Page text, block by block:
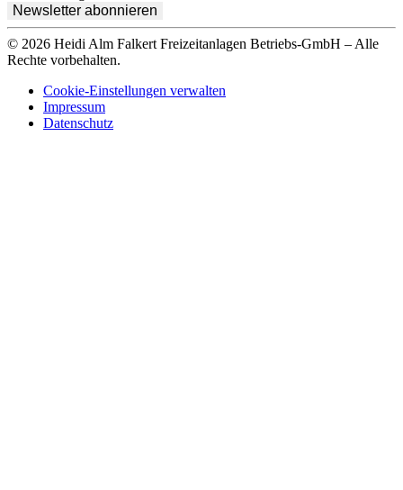
Newsletter abonnieren
© 2026 Heidi Alm Falkert Freizeitanlagen Betriebs-GmbH – Alle
Rechte vorbehalten.
Cookie-Einstellungen verwalten
Impressum
Datenschutz